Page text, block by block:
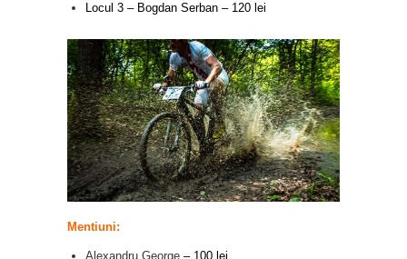
Locul 3 – Bogdan Serban – 120 lei
Mentiuni:
Alexandru George – 100 lei